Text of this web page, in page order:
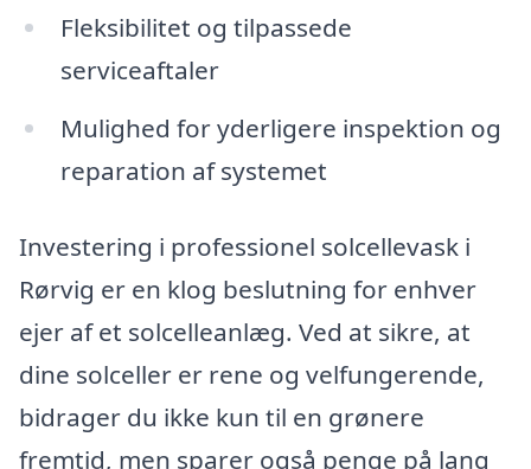
Fleksibilitet og tilpassede
serviceaftaler
Mulighed for yderligere inspektion og
reparation af systemet
Investering i professionel solcellevask i
Rørvig er en klog beslutning for enhver
ejer af et solcelleanlæg. Ved at sikre, at
dine solceller er rene og velfungerende,
bidrager du ikke kun til en grønere
fremtid, men sparer også penge på lang